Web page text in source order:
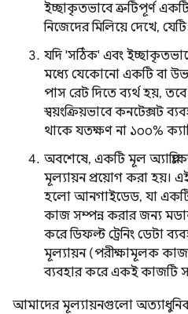
ইচ্ছাকৃতভাবে ত্রুটিপূর্ণ একটি
নিজেদের মিলিয়ে দেখে,
যদি 'সঠিক' এবং
মধ্যে যেকোনো একটি বা
পাস রেট দিতে ব্যর্থ হয়,
স্বয়ংক্রিয়ভাবে কনটেক্সট
থাকে যতক্ষণ না ১০০%
অবশেষে, একটি মূল
মূল্যায়ন প্রয়োগ করা হয়।
হলো আনগাইডেড, যা
কাজ সম্পন্ন করার জন্য
করে ডিফল্ট ট্রেনিং ডেটা
মূল্যায়ন (পরীক্ষামূলক
ব্যবহার করে একই কাজটি
আমাদের মূল্যায়নগুলো